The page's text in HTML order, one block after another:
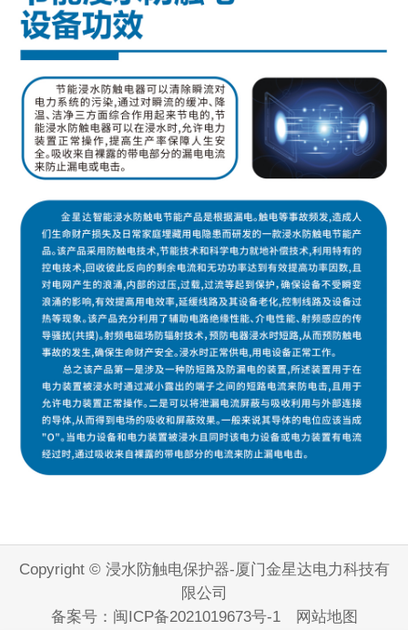
Copyright © 浸水防触电保护器-厦门金星达电力科技有
限公司
备案号： 闽ICP备2021019673号-1 网站地图